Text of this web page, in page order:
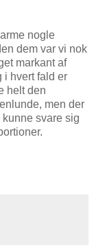
nogle
dem var vi nok
markant af
i hvert fald er
helt den
men der
svare sig